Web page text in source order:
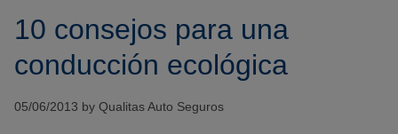
10 consejos para una
conducción ecológica
05/06/2013 by Qualitas Auto Seguros